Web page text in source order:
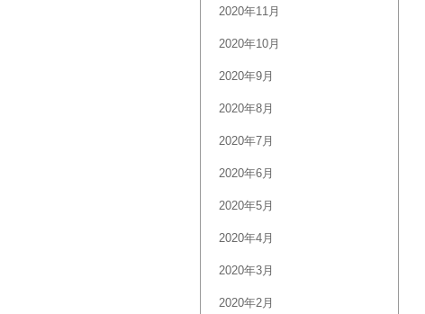
2020年11月
2020年10月
2020年9月
2020年8月
2020年7月
2020年6月
2020年5月
2020年4月
2020年3月
2020年2月